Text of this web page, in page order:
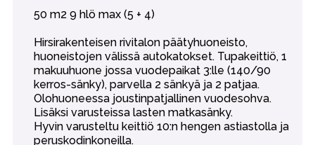
50 m2 9 hlö max (5 + 4)
Hirsirakenteisen rivitalon päätyhuoneisto,
huoneistojen välissä autokatokset. Tupakeittiö, 1
makuuhuone jossa vuodepaikat 3:lle (140/90
kerros-sänky), parvella 2 sänkyä ja 2 patjaa.
Olohuoneessa joustinpatjallinen vuodesohva.
Lisäksi varusteissa lasten matkasänky.
Hyvin varusteltu keittiö 10:n hengen astiastolla ja
peruskodinkoneilla.